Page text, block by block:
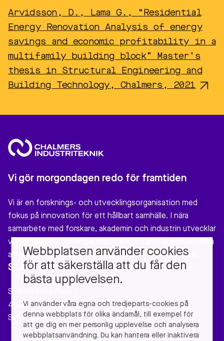
Arvidsson, D., Lama G., “Residential
Energy Renovation Analysis of energy
savings and economic profitability in a
multifamily building block” Master’s
thesis in Structural Engineering and
Building Technology, Chalmers, 2021
Vi gör morgondagen redo för framtiden
Vi är en forsknings- och utvecklingsorganisation med
fokus på innovation för ett hållbart samhälle. I nära
samarbete med forskare, akademin och industrin utvecklar
vi nya tekniska lösningar, miljövänliga material och cirkulära
affärsmodeller som gör verklig nytta för vårt samhälle.
Stiftelsen Chalmers Industriteknik
Sven Hultins Plats 1
412 58 Gothenburg
Sweden
Webbplatsen använder cookies
för att säkerställa att du får den
bästa upplevelsen.
Vi använder våra egna och tredjeparts-cookies på
denna webbplats för olika ändamål, till exempel för
att ge dig en mer personlig upplevelse och analysera
webbplatsanvändning. Du kan hantera eller inaktivera